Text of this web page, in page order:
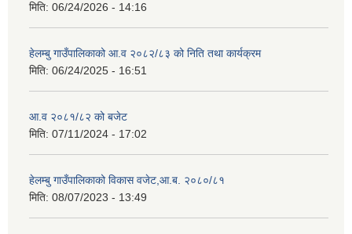
मिति: 06/24/2026 - 14:16
हेलम्बु गाउँपालिकाको आ.व २०८२/८३ को निति तथा कार्यक्रम
मिति: 06/24/2025 - 16:51
आ.व २०८१/८२ को बजेट
मिति: 07/11/2024 - 17:02
हेलम्बु गाउँपालिकाको विकास वजेट,आ.ब. २०८०/८१
मिति: 08/07/2023 - 13:49